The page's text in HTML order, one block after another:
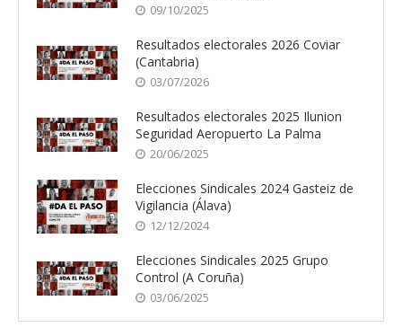
09/10/2025
Resultados electorales 2026 Coviar
(Cantabria)
03/07/2026
Resultados electorales 2025 Ilunion
Seguridad Aeropuerto La Palma
20/06/2025
Elecciones Sindicales 2024 Gasteiz de
Vigilancia (Álava)
12/12/2024
Elecciones Sindicales 2025 Grupo
Control (A Coruña)
03/06/2025